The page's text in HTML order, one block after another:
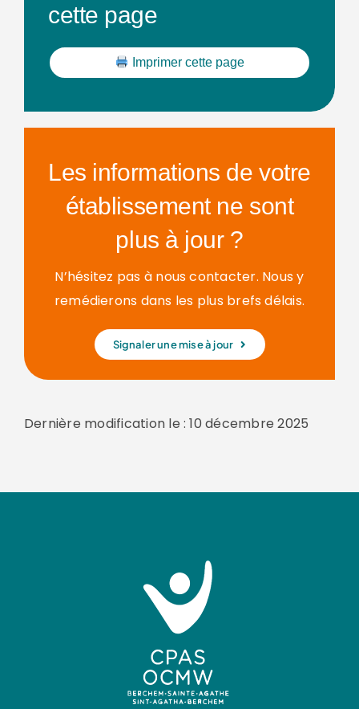
cette page
Imprimer cette page
Les informations de votre
établissement ne sont
plus à jour ?
N’hésitez pas à nous contacter. Nous y
remédierons dans les plus brefs délais.
Signaler une mise à jour
Dernière modification le : 10 décembre 2025